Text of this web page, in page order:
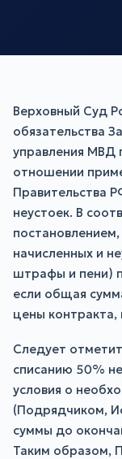
Верховный Суд
обязательства
управления МВД
отношении
Правительства
неустоек. В
начисленных и
штрафы и пени)
если общая
цены
Следует
списанию 50%
условия о
(Подрядчиком,
суммы до
Таким образом,